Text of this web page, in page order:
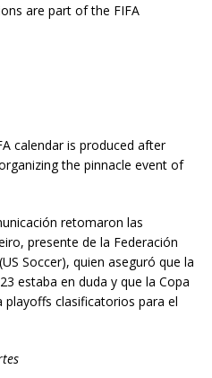
are part of the FIFA
calendar is produced after
the pinnacle event of
retomaron las
presente de la Federación
Soccer), quien aseguró que la
estaba en duda y que la Copa
playoffs clasificatorios para el